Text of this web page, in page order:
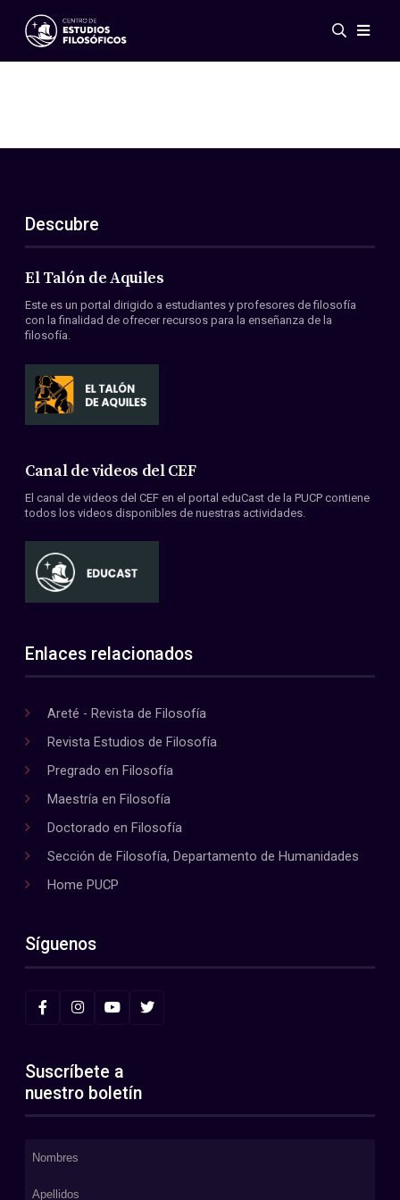
Eventos
ES
EN
Acerca de nosotros
Miembros
Convenios
Descubre
El Talón de Aquiles
Este es un portal dirigido a estudiantes y profesores de filosofía
con la finalidad de ofrecer recursos para la enseñanza de la
filosofía.
Canal de videos del CEF
El canal de videos del CEF en el portal eduCast de la PUCP contiene
todos los videos disponibles de nuestras actividades.
Enlaces relacionados
Areté - Revista de Filosofía
Revista Estudios de Filosofía
Pregrado en Filosofía
Maestría en Filosofía
Doctorado en Filosofía
Sección de Filosofía, Departamento de Humanidades
Home PUCP
Síguenos
Suscríbete a
nuestro boletín